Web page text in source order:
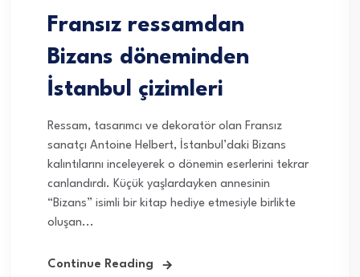
Fransız ressamdan
Bizans döneminden
İstanbul çizimleri
Ressam, tasarımcı ve dekoratör olan Fransız
sanatçı Antoine Helbert, İstanbul’daki Bizans
kalıntılarını inceleyerek o dönemin eserlerini tekrar
canlandırdı. Küçük yaşlardayken annesinin
“Bizans” isimli bir kitap hediye etmesiyle birlikte
oluşan...
Continue Reading